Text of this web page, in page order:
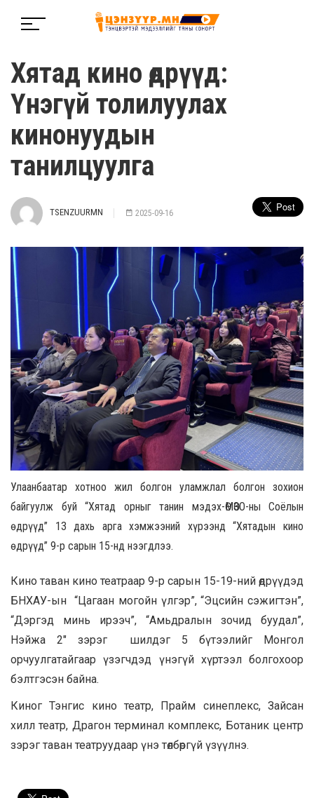
Хятад кино өдрүүд:
Үнэгүй толилуулах
кинонуудын
танилцуулга
TSENZUURMN 2025-09-16
Улаанбаатар хотноо жил болгон уламжлал болгон зохион
байгуулж буй “Хятад орныг танин мэдэх-ӨМӨЗО-ны Соёлын
өдрүүд” 13 дахь арга хэмжээний хүрээнд “Хятадын кино
өдрүүд” 9-р сарын 15-нд нээгдлээ.
Кино таван кино театраар 9-р сарын 15-19-ний өдрүүдэд
БНХАУ-ын “Цагаан могойн үлгэр”, “Эцсийн сэжигтэн”,
“Дэргэд минь ирээч”, “Амьдралын зочид буудал”,
Нэйжа 2″ зэрэг шилдэг 5 бүтээлийг Монгол
орчуулгатайгаар үзэгчдэд үнэгүй хүртээл болгохоор
бэлтгэсэн байна.
Киног Тэнгис кино театр, Прайм синеплекс, Зайсан
хилл театр, Драгон терминал комплекс, Ботаник центр
зэрэг таван театруудаар үнэ төлбөргүй үзүүлнэ.